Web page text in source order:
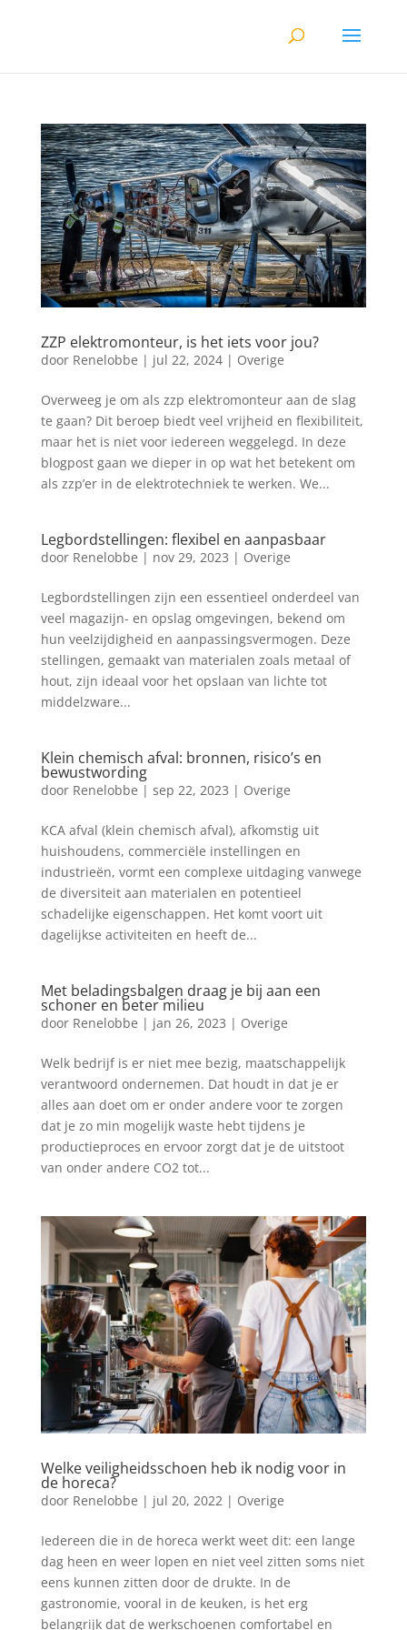
ZZP elektromonteur, is het iets voor jou?
door Renelobbe | jul 22, 2024| Overige
Overweeg je om als zzp elektromonteur aan de slag
te gaan? Dit beroep biedt veel vrijheid en flexibiliteit,
maar het is niet voor iedereen weggelegd. In deze
blogpost gaan we dieper in op wat het betekent om
als zzp’er in de elektrotechniek te werken. We...
Legbordstellingen: flexibel en aanpasbaar
door Renelobbe | nov 29, 2023 | Overige
Legbordstellingen zijn een essentieel onderdeel van
veel magazijn- en opslag omgevingen, bekend om
hun veelzijdigheid en aanpassingsvermogen. Deze
stellingen, gemaakt van materialen zoals metaal of
hout, zijn ideaal voor het opslaan van lichte tot
middelzware...
Klein chemisch afval: bronnen, risico’s en
bewustwording
door Renelobbe | sep 22, 2023 | Overige
KCA afval (klein chemisch afval), afkomstig uit
huishoudens, commerciële instellingen en
industrieën, vormt een complexe uitdaging vanwege
de diversiteit aan materialen en potentieel
schadelijke eigenschappen. Het komt voort uit
dagelijkse activiteiten en heeft de...
Met beladingsbalgen draag je bij aan een
schoner en beter milieu
door Renelobbe | jan 26, 2023 | Overige
Welk bedrijf is er niet mee bezig, maatschappelijk
verantwoord ondernemen. Dat houdt in dat je er
alles aan doet om er onder andere voor te zorgen
dat je zo min mogelijk waste hebt tijdens je
productieproces en ervoor zorgt dat je de uitstoot
van onder andere CO2 tot...
Welke veiligheidsschoen heb ik nodig voor in
de horeca?
door Renelobbe | jul 20, 2022 | Overige
Iedereen die in de horeca werkt weet dit: een lange
dag heen en weer lopen en niet veel zitten soms niet
eens kunnen zitten door de drukte. In de
gastronomie, vooral in de keuken, is het erg
belangrijk dat de werkschoenen comfortabel en